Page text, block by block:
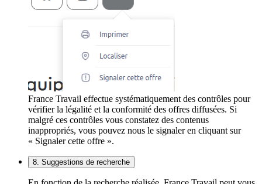
France Travail effectue systématiquement des contrôles pour
vérifier la légalité et la conformité des offres diffusées. Si
malgré ces contrôles vous constatez des contenus
inappropriés, vous pouvez nous le signaler en cliquant sur
« Signaler cette offre ».
8. Suggestions de recherche